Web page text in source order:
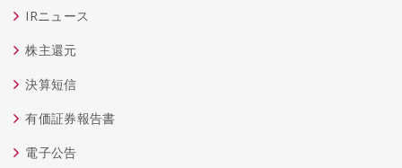
IRニュース
株主還元
決算短信
有価証券報告書
電子公告